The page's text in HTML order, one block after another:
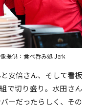
提供：食べ呑み処 Jerk
安倍さん、そして看板
で切り盛り。水田さん
ーだったらしく、その